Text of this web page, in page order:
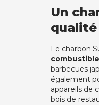
Un
Le charbon
barbecues
également
appareils de
bois de